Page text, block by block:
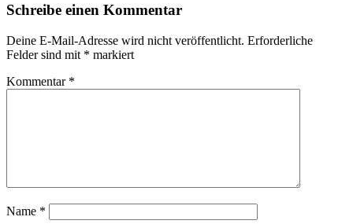
Schreibe einen Kommentar
Deine E-Mail-Adresse wird nicht veröffentlicht. Erforderliche
Felder sind mit * markiert
Kommentar *
Name *